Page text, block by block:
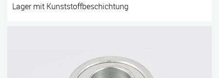
Lager mit Kunststoffbeschichtung